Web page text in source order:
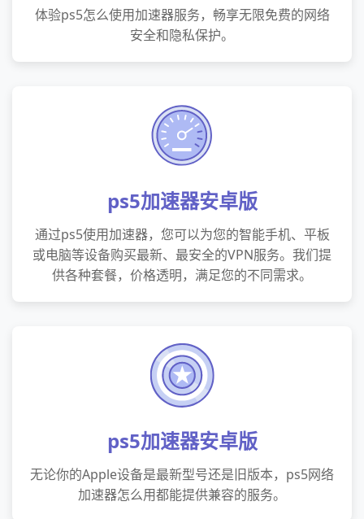
体验ps5怎么使用加速器服务，畅享无限免费的网络
安全和隐私保护。
ps5加速器安卓版
通过ps5使用加速器，您可以为您的智能手机、平板
或电脑等设备购买最新、最安全的VPN服务。我们提
供各种套餐，价格透明，满足您的不同需求。
ps5加速器安卓版
无论你的Apple设备是最新型号还是旧版本，ps5网络
加速器怎么用都能提供兼容的服务。